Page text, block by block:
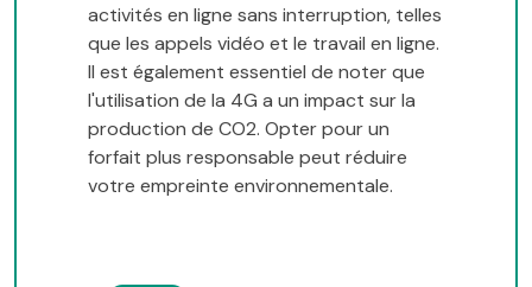
activités en ligne sans interruption, telles
que les appels vidéo et le travail en ligne.
Il est également essentiel de noter que
l'utilisation de la 4G a un impact sur la
production de CO2. Opter pour un
forfait plus responsable peut réduire
votre empreinte environnementale.